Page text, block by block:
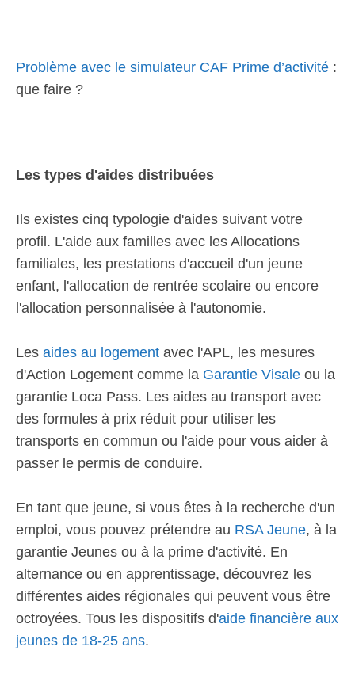
Problème avec le simulateur CAF Prime d’activité :
que faire ?
Les types d'aides distribuées
Ils existes cinq typologie d'aides suivant votre
profil. L'aide aux familles avec les Allocations
familiales, les prestations d'accueil d'un jeune
enfant, l'allocation de rentrée scolaire ou encore
l'allocation personnalisée à l'autonomie.
Les aides au logement avec l'APL, les mesures
d'Action Logement comme la Garantie Visale ou la
garantie Loca Pass. Les aides au transport avec
des formules à prix réduit pour utiliser les
transports en commun ou l'aide pour vous aider à
passer le permis de conduire.
En tant que jeune, si vous êtes à la recherche d'un
emploi, vous pouvez prétendre au RSA Jeune, à la
garantie Jeunes ou à la prime d'activité. En
alternance ou en apprentissage, découvrez les
différentes aides régionales qui peuvent vous être
octroyées. Tous les dispositifs d'aide financière aux
jeunes de 18-25 ans.